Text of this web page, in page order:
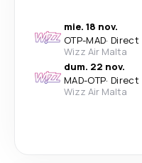
mie. 18 nov.
OTP-MAD· Direct
Wizz Air Malta
dum. 22 nov.
MAD-OTP· Direct
Wizz Air Malta